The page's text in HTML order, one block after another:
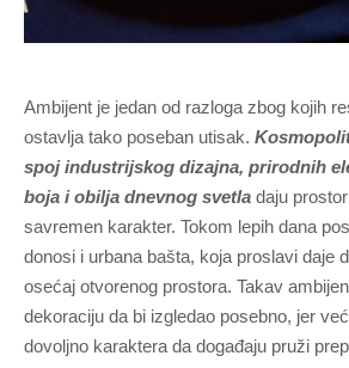
Ambijent je jedan od razloga zbog kojih
ostavlja tako poseban utisak.
spoj industrijskog dizajna, prirodnih
boja i obilja dnevnog svetla daju
savremen karakter. Tokom lepih dana
donosi i urbana bašta, koja proslavi daje
osećaj otvorenog prostora. Takav
dekoraciju da bi izgledao posebno, jer
dovoljno karaktera da događaju pruži